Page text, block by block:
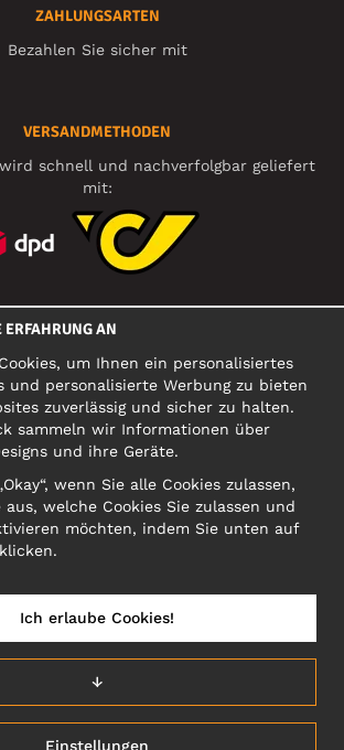
ZAHLUNGSARTEN
Bezahlen Sie sicher mit
VERSANDMETHODEN
schnell und nachverfolgbar geliefert
mit:
FIRMA
Motley Denim Europe OÜ
mnt 5, EE-10117 Tallinn
12356245, VAT: EE101578318
nicht an diese Adresse
schicken!
ÖSTERREICH/DEUTSCH (AT)
AN
um Ihnen ein personalisiertes
und personalisierte Werbung zu bieten
zuverlässig und sicher zu halten.
sammeln wir Informationen über
und ihre Geräte.
wenn Sie alle Cookies zulassen,
welche Cookies Sie zulassen und
möchten, indem Sie unten auf
Einstellungen
↓
Ich erlaube Cookies!